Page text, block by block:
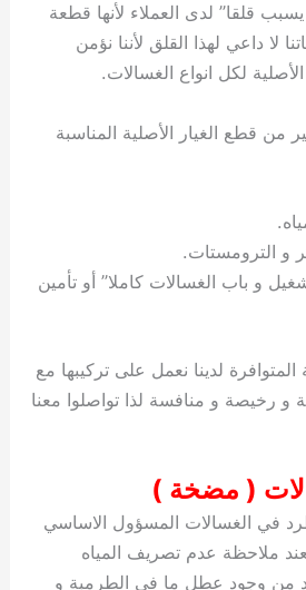
قلقا” لدى العملاء لأنها قطعة
لا داعي لهذا القلق لأننا نؤمن
لكل انواع الغسالات.
من قطع الغيار الأصلية المناسبة
و الترومستات.
و باب الغسالات كاملا” أو تأمين
المتوافرة لدينا نعمل على تركيبها مع
و رخيصة و منافسة لذا تواصلوا معنا
( مضخة )
في الغسالات المسؤول الاساسي
ملاحظة عدم تصريف المياه
من وجود عطل ما في الطرمبة و